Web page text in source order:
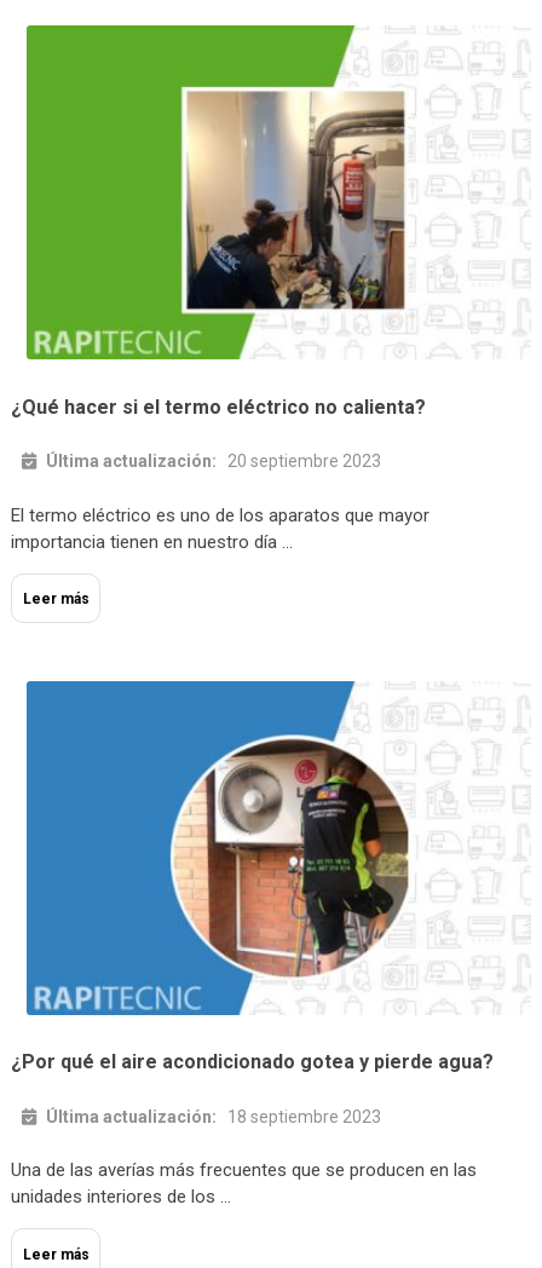
¿Qué hacer si el termo eléctrico no calienta?
Última actualización: 20 septiembre 2023
El termo eléctrico es uno de los aparatos que mayor
importancia tienen en nuestro día …
Leer más
¿Por qué el aire acondicionado gotea y pierde agua?
Última actualización: 18 septiembre 2023
Una de las averías más frecuentes que se producen en las
unidades interiores de los …
Leer más